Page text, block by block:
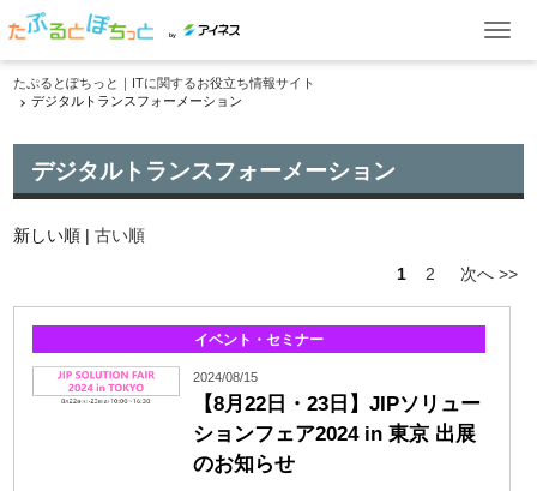
by
ITお役立ち情報
ケーススタディ
資料ダウンロード
たぷるとぽちっと｜ITに関するお役立ち情報サイト
デジタルトランスフォーメーション
デジタルトランスフォーメーション
新しい順 |古い順
1
2 次へ >>
イベント・セミナー
2024/08/15
【8月22日・23日】JIPソリュー
ションフェア2024 in 東京 出展
のお知らせ